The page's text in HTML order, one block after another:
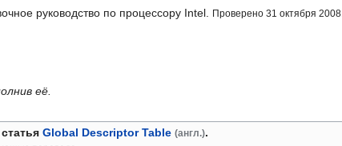
руководство по процессору Intel. Проверено 31 октября 2008.
её.
Global Descriptor Table (англ.).